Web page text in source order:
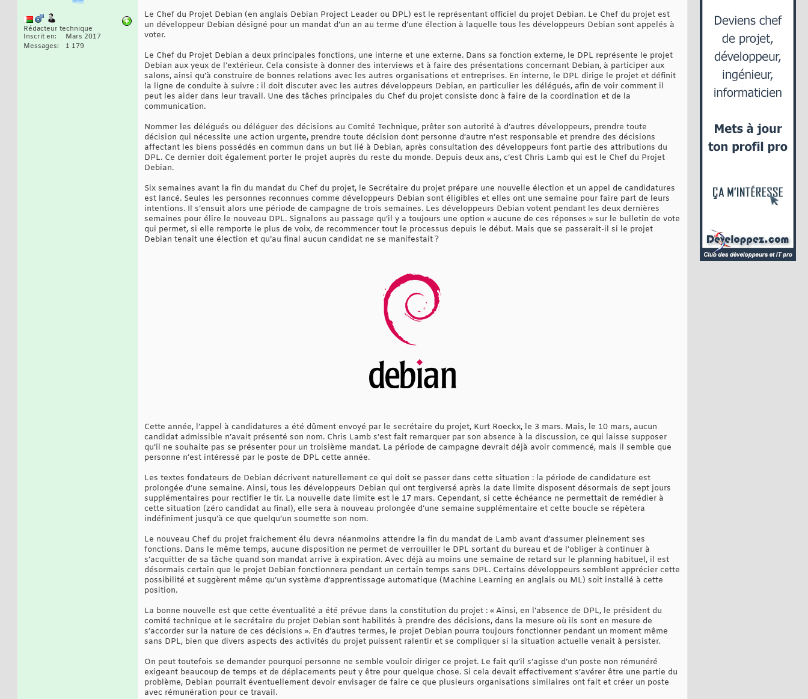
Rédacteur technique
Inscrit en
Mars 2017
Messages
1 179
Le Chef du Projet Debian (en anglais Debian Project Leader ou DPL) est le représentant officiel du projet Debian. Le Chef du projet est
un développeur Debian désigné pour un mandat d’un an au terme d’une élection à laquelle tous les développeurs Debian sont appelés à
voter.
Le Chef du Projet Debian a deux principales fonctions, une interne et une externe. Dans sa fonction externe, le DPL représente le projet
Debian aux yeux de l’extérieur. Cela consiste à donner des interviews et à faire des présentations concernant Debian, à participer aux
salons, ainsi qu’à construire de bonnes relations avec les autres organisations et entreprises. En interne, le DPL dirige le projet et définit
la ligne de conduite à suivre : il doit discuter avec les autres développeurs Debian, en particulier les délégués, afin de voir comment il
peut les aider dans leur travail. Une des tâches principales du Chef du projet consiste donc à faire de la coordination et de la
communication.
Nommer les délégués ou déléguer des décisions au Comité Technique, prêter son autorité à d’autres développeurs, prendre toute
décision qui nécessite une action urgente, prendre toute décision dont personne d’autre n’est responsable et prendre des décisions
affectant les biens possédés en commun dans un but lié à Debian, après consultation des développeurs font partie des attributions du
DPL. Ce dernier doit également porter le projet auprès du reste du monde. Depuis deux ans, c’est Chris Lamb qui est le Chef du Projet
Debian.
Six semaines avant la fin du mandat du Chef du projet, le Secrétaire du projet prépare une nouvelle élection et un appel de candidatures
est lancé. Seules les personnes reconnues comme développeurs Debian sont éligibles et elles ont une semaine pour faire part de leurs
intentions. Il s’ensuit alors une période de campagne de trois semaines. Les développeurs Debian votent pendant les deux dernières
semaines pour élire le nouveau DPL. Signalons au passage qu’il y a toujours une option « aucune de ces réponses » sur le bulletin de vote
qui permet, si elle remporte le plus de voix, de recommencer tout le processus depuis le début. Mais que se passerait-il si le projet
Debian tenait une élection et qu’au final aucun candidat ne se manifestait ?
Cette année, l’appel à candidatures a été dûment envoyé par le secrétaire du projet, Kurt Roeckx, le 3 mars. Mais, le 10 mars, aucun
candidat admissible n’avait présenté son nom. Chris Lamb s’est fait remarquer par son absence à la discussion, ce qui laisse supposer
qu’il ne souhaite pas se présenter pour un troisième mandat. La période de campagne devrait déjà avoir commencé, mais il semble que
personne n’est intéressé par le poste de DPL cette année.
Les textes fondateurs de Debian décrivent naturellement ce qui doit se passer dans cette situation : la période de candidature est
prolongée d’une semaine. Ainsi, tous les développeurs Debian qui ont tergiversé après la date limite disposent désormais de sept jours
supplémentaires pour rectifier le tir. La nouvelle date limite est le 17 mars. Cependant, si cette échéance ne permettait de remédier à
cette situation (zéro candidat au final), elle sera à nouveau prolongée d’une semaine supplémentaire et cette boucle se répètera
indéfiniment jusqu’à ce que quelqu’un soumette son nom.
Le nouveau Chef du projet fraichement élu devra néanmoins attendre la fin du mandat de Lamb avant d’assumer pleinement ses
fonctions. Dans le même temps, aucune disposition ne permet de verrouiller le DPL sortant du bureau et de l’obliger à continuer à
s’acquitter de sa tâche quand son mandat arrive à expiration. Avec déjà au moins une semaine de retard sur le planning habituel, il est
désormais certain que le projet Debian fonctionnera pendant un certain temps sans DPL. Certains développeurs semblent apprécier cette
possibilité et suggèrent même qu’un système d’apprentissage automatique (Machine Learning en anglais ou ML) soit installé à cette
position.
La bonne nouvelle est que cette éventualité a été prévue dans la constitution du projet : « Ainsi, en l’absence de DPL, le président du
comité technique et le secrétaire du projet Debian sont habilités à prendre des décisions, dans la mesure où ils sont en mesure de
s’accorder sur la nature de ces décisions ». En d’autres termes, le projet Debian pourra toujours fonctionner pendant un moment même
sans DPL, bien que divers aspects des activités du projet puissent ralentir et se compliquer si la situation actuelle venait à persister.
On peut toutefois se demander pourquoi personne ne semble vouloir diriger ce projet. Le fait qu’il s’agisse d’un poste non rémunéré
exigeant beaucoup de temps et de déplacements peut y être pour quelque chose. Si cela devait effectivement s’avérer être une partie du
problème, Debian pourrait éventuellement devoir envisager de faire ce que plusieurs organisations similaires ont fait et créer un poste
avec rémunération pour ce travail.